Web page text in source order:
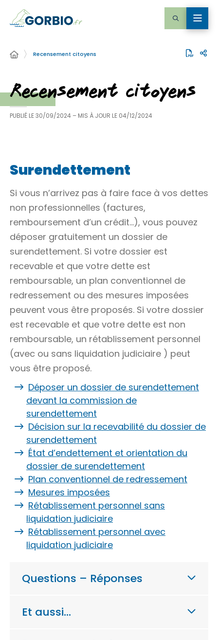
Recensement citoyens
Recensement citoyens
PUBLIÉ LE30/09/2024 – MIS À JOUR LE 04/12/2024
Surendettement
Si vous n’arrivez pas à faire face à vos dettes
non professionnelles (factures,
remboursement d’un crédit…), vous pouvez
déposer gratuitement un dossier de
surendettement. Si votre dossier est
recevable et que votre dette est
remboursable, un plan conventionnel de
redressement ou des mesures imposées
peuvent vous être proposés. Si votre dossier
est recevable et que votre dette est non
remboursable, un rétablissement personnel
(avec ou sans liquidation judiciaire ) peut
vous être proposé.
Déposer un dossier de surendettement
devant la commission de
surendettement
Décision sur la recevabilité du dossier de
surendettement
État d’endettement et orientation du
dossier de surendettement
Plan conventionnel de redressement
Mesures imposées
Rétablissement personnel sans
liquidation judiciaire
Rétablissement personnel avec
liquidation judiciaire
Questions – Réponses
Et aussi…